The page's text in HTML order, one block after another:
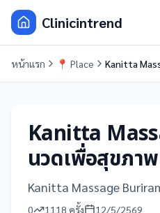
Clinicintrend
หน้าแรก 📍 Place Kanitta
Kanitta
นวดเพื่อสุขภาพ
Kanitta Massage
0 1118 ครั้ง 12/5/2569